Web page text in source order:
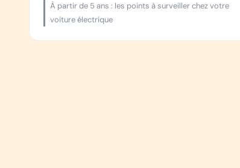
À partir de 5 ans : les points à surveiller chez votre
voiture électrique